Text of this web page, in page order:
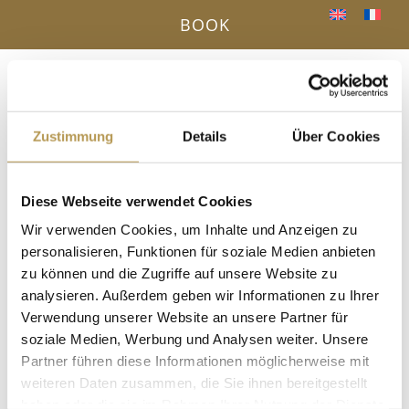
Zustimmung Details Über Cookies
Diese Webseite verwendet Cookies
Wir verwenden Cookies, um Inhalte und Anzeigen zu
personalisieren, Funktionen für soziale Medien anbieten
zu können und die Zugriffe auf unsere Website zu
analysieren. Außerdem geben wir Informationen zu Ihrer
Verwendung unserer Website an unsere Partner für
soziale Medien, Werbung und Analysen weiter. Unsere
Partner führen diese Informationen möglicherweise mit
weiteren Daten zusammen, die Sie ihnen bereitgestellt
a Menu
BOOK
« All Events
This event has passed.
Relaxation with herbs and resins
with Angela
25. November 2025, 16:00 -17:00